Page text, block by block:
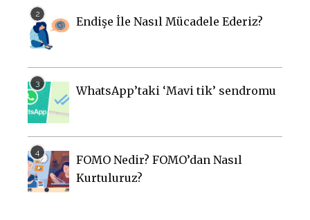
Endişe İle Nasıl Mücadele Ederiz?
WhatsApp’taki ‘Mavi tik’ sendromu
FOMO Nedir? FOMO’dan Nasıl
Kurtuluruz?